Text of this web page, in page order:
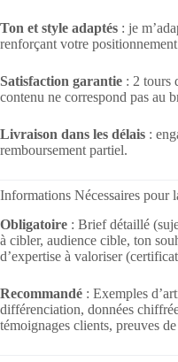
Ton et style adaptés : je
renforçant votre positionnement
Satisfaction garantie : 2 tours
contenu ne correspond pas au
Livraison dans les délais :
remboursement partiel.
Informations Nécessaires pour
Obligatoire : Brief détaillé
à cibler, audience cible, ton
d’expertise à valoriser
Recommandé : Exemples
différenciation, données
témoignages clients, preuves